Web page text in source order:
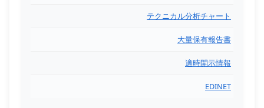
テクニカル分析チャート
大量保有報告書
適時開示情報
EDINET